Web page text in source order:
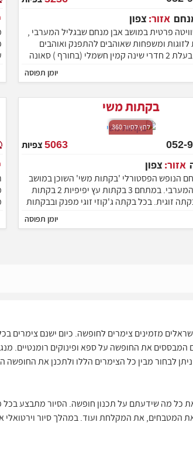
מנחם אזור:צפון
פרטית במושב אבן מנחם שבגליל המערבי ,
לזוגות ומשפחות שאוהבים להתפנק ואוהבים
שלווה סוויטה בעלת 2 חדרי שינה קמין חשמלי (בחורף ) סאונה
פרטית , גקו'יזי ספא זוגי , בריכה פרטית , עמדת מנגל BBQ
ועוד פינוקים ללא הפסקה ניתן לארח בסוויטה עד 5 נופשים
יומן תפוסה
בקתות משי
לחץ לסיור 360
052-
5063 צפיות
אזור:צפון
הנופש הפסטורלי 'בקתות משי' השוכן במושב
מעונה בגליל המערבי. במתחם 3 בקתות עץ יפיפיות 2 בקתות
זוגית. בכל בקתה ג'קוזי זוגי מפנק ובבקתות
חדר ילדים נפרד. חצר מדהימה ומטופחת עם
ספא, סאונה ועוד. מחכים לארח אתכם
יומן תפוסה
מזמינים צימרים לחופשה. כיום ישנם צימרים
את החופשה על ספא ופינוקים רומנטיים.
ניתן לבחור מבין כל הצימרים הללו ולתכנן את